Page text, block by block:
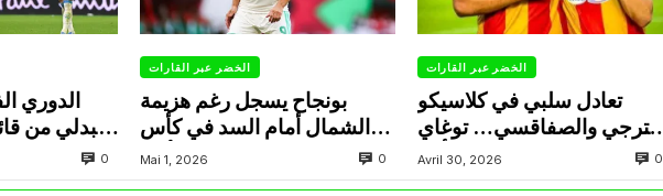
الدوري
عبدلي من
0
الخضر عبر القارات
بونجاح يسجل رغم هزيمة
الشمال أمام السد في كأس
الأمير
Mai 1, 2026 0
الخضر عبر القارات
تعادل سلبي في كلاسيكو
الترجي والصفاقسي… توغاي
يهدر ركلة جزاء وبوعالية يتألق
Avril 30, 2026 0